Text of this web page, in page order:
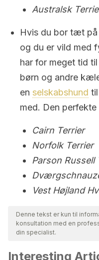
Australsk
Hvis du bor tæt på
og du er vild med
har for meget tid
børn og andre
en selskabshund
med. Den
Cairn Terrier
Norfolk Terrier
Parson Russell
Vest Højland
Denne tekst er kun til
konsultation med en
din specialist.
Interesting